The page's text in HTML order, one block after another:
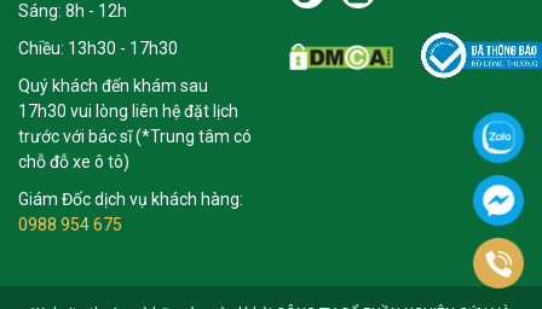
Sáng: 8h - 12h
Chiều: 13h30 - 17h30
Quý khách đến khám sau
17h30 vui lòng liên hệ đặt lịch
trước với bác sĩ (*Trung tâm có
chỗ đỗ xe ô tô)
Giám Đốc dịch vụ khách hàng:
0988 954 675